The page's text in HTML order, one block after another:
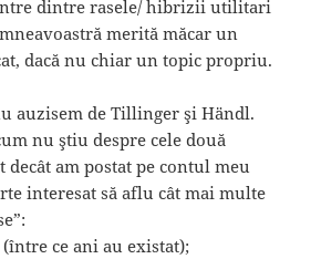
dintre rasele/ hibrizii utilitari
merită măcar un
dacă nu chiar un topic propriu.
auzisem de Tillinger şi Händl.
nu ştiu despre cele două
am postat pe contul meu
interesat să aflu cât mai multe
ce ani au existat);